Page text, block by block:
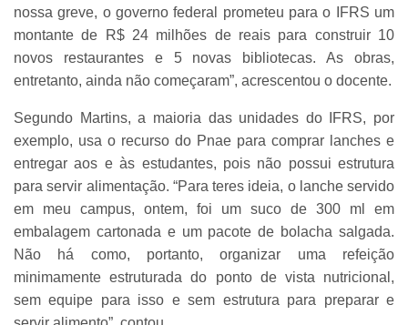
nossa greve, o governo federal prometeu para o IFRS um
montante de R$ 24 milhões de reais para construir 10
novos restaurantes e 5 novas bibliotecas. As obras,
entretanto, ainda não começaram”, acrescentou o docente.
Segundo Martins, a maioria das unidades do IFRS, por
exemplo, usa o recurso do Pnae para comprar lanches e
entregar aos e às estudantes, pois não possui estrutura
para servir alimentação. “Para teres ideia, o lanche servido
em meu campus, ontem, foi um suco de 300 ml em
embalagem cartonada e um pacote de bolacha salgada.
Não há como, portanto, organizar uma refeição
minimamente estruturada do ponto de vista nutricional,
sem equipe para isso e sem estrutura para preparar e